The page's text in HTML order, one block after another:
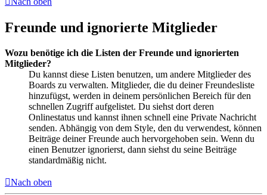
Freunde und ignorierte Mitglieder
Wozu benötige ich die Listen der Freunde und ignorierten
Mitglieder?
Du kannst diese Listen benutzen, um andere Mitglieder des
Boards zu verwalten. Mitglieder, die du deiner Freundesliste
hinzufügst, werden in deinem persönlichen Bereich für den
schnellen Zugriff aufgelistet. Du siehst dort deren
Onlinestatus und kannst ihnen schnell eine Private Nachricht
senden. Abhängig von dem Style, den du verwendest, können
Beiträge deiner Freunde auch hervorgehoben sein. Wenn du
einen Benutzer ignorierst, dann siehst du seine Beiträge
standardmäßig nicht.
Nach oben